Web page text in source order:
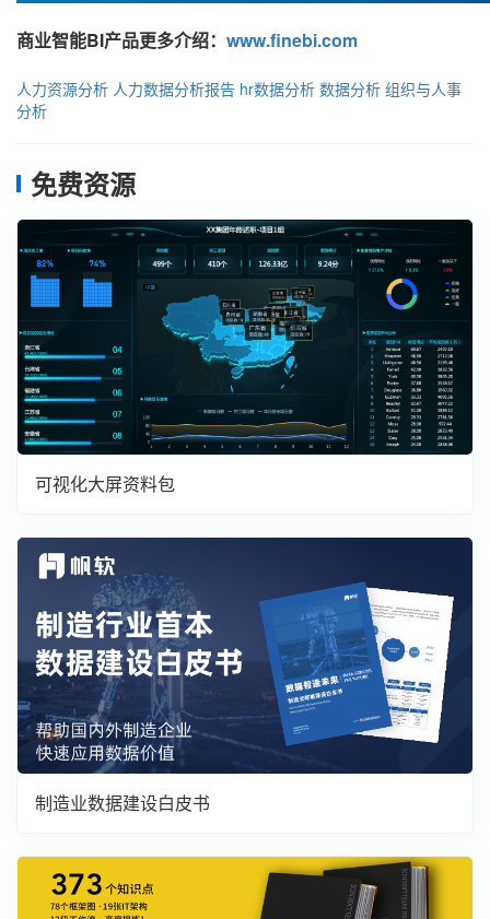
商业智能BI产品更多介绍： www.finebi.com
人力资源分析 人力数据分析报告 hr数据分析 数据分析 组织与人事
分析
免费资源
可视化大屏资料包
制造业数据建设白皮书